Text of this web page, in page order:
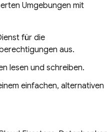
Umgebungen mit
für die
aus.
lesen und schreiben.
einfachen, alternativen